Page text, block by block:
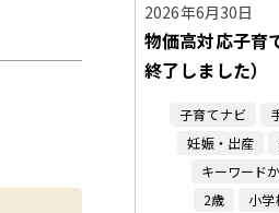
2026年6月30日
物価高対応子育
終了しました）
子育てナビ
妊娠・出産
キーワード
2歳
小学